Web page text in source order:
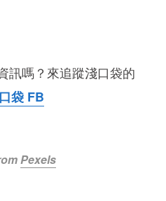
訊嗎？來追蹤淺口袋的
袋 FB
Pexels